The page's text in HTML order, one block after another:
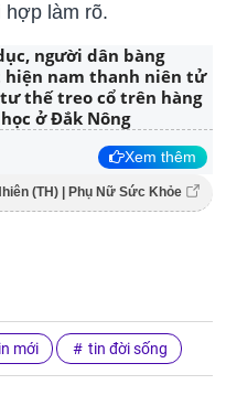
hợp làm rõ.
người dân bàng
hiện nam thanh niên tử
thế treo cổ trên hàng
ở Đắk Nông
Xem thêm
(TH) | Phụ Nữ Sức Khỏe
mới tin đời sống